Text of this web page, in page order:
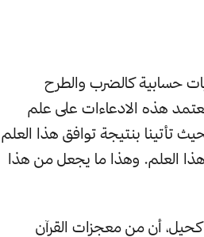
حسابية كالضرب والطرح
هذه الادعاءات على علم
تأتينا بنتيجة توافق هذا العلم
العلم. وهذا ما يجعل من هذا
أن من معجزات القرآن